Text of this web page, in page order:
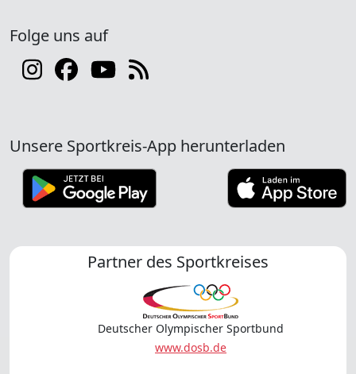
Folge uns auf
Unsere Sportkreis-App herunterladen
Partner des Sportkreises
Deutscher Olympischer Sportbund
www.dosb.de